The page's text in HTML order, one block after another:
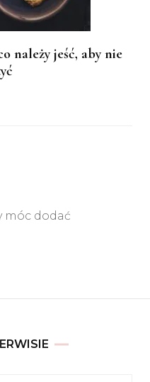
należy jeść, aby nie
móc dodać